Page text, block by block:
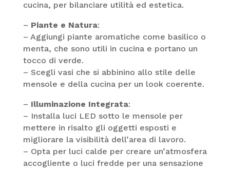
cucina, per bilanciare utilità ed estetica.
– Piante e Natura:
– Aggiungi piante aromatiche come basilico o
menta, che sono utili in cucina e portano un
tocco di verde.
– Scegli vasi che si abbinino allo stile delle
mensole e della cucina per un look coerente.
– Illuminazione Integrata:
– Installa luci LED sotto le mensole per
mettere in risalto gli oggetti esposti e
migliorare la visibilità dell’area di lavoro.
– Opta per luci calde per creare un’atmosfera
accogliente o luci fredde per una sensazione